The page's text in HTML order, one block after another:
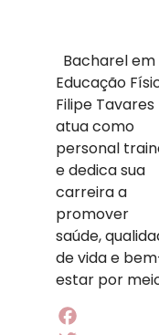
Bacharel em
Educação
Filipe Tavares
atua como
personal
e dedica sua
carreira a
promover
saúde,
de vida e
estar por